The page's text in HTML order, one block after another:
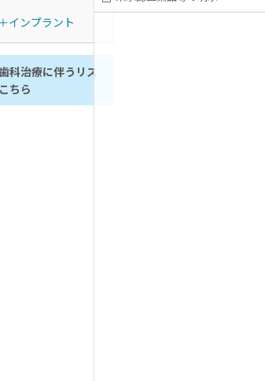
インプラント
科治療に伴うリス
ちら